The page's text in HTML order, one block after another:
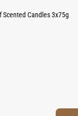
Scented Candles 3x75g